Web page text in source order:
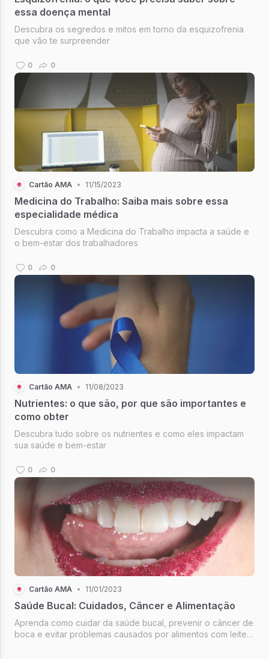
essa doença mental
Descubra os segredos e mitos em torno da esquizofrenia
que vão te surpreender
0 0
Cartão AMA • 11/15/2023
Medicina do Trabalho: Saiba mais sobre essa
especialidade médica
Descubra como a Medicina do Trabalho impacta a saúde e
o bem-estar dos trabalhadores
0 0
Cartão AMA • 11/08/2023
Nutrientes: o que são, por que são importantes e
como obter
Descubra tudo sobre os nutrientes e como eles impactam
sua saúde e bem-estar
0 0
Cartão AMA • 11/01/2023
Saúde Bucal: Cuidados, Câncer e Alimentação
Aprenda como cuidar da saúde bucal, prevenir o câncer de
boca e evitar problemas causados por alimentos com leite e